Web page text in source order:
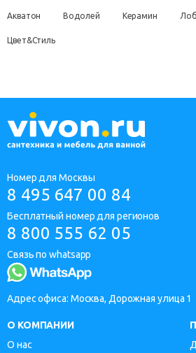
Акватон Водолей Керамин
Цвет&Стиль
Номер для Москвы
8 495 647 00 84
Бесплатный номер для регионов
8 800 555 62 05
Связь по whatsapp
Адрес офиса: Москва, Дорожная улица 1
О КОМПАНИИ
О нас